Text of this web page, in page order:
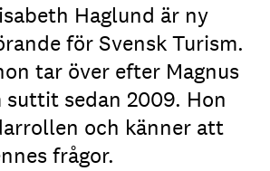
Haglund är ny
för Svensk Turism.
tar över efter Magnus
suttit sedan 2009. Hon
och känner att
frågor.